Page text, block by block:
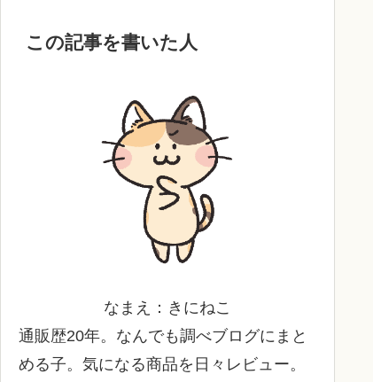
この記事を書いた人
なまえ：きにねこ
通販歴20年。なんでも調べブログにまと
める子。気になる商品を日々レビュー。